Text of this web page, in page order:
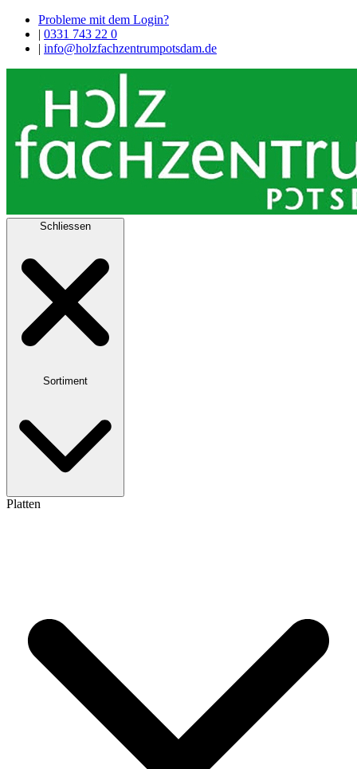
Probleme mit dem Login?
| 0331 743 22 0
| info@holzfachzentrumpotsdam.de
Schliessen
Sortiment
Platten